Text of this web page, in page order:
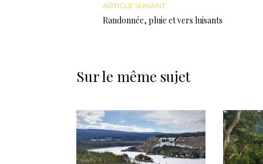
ARTICLE SUIVANT
Randonnée, pluie et vers luisants
Sur le même sujet